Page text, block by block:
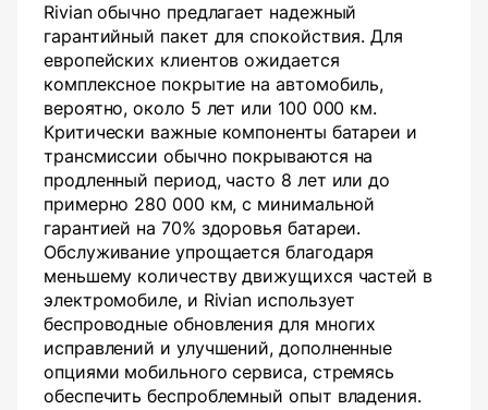
Rivian обычно предлагает надежный
гарантийный пакет для спокойствия. Для
европейских клиентов ожидается
комплексное покрытие на автомобиль,
вероятно, около 5 лет или 100 000 км.
Критически важные компоненты батареи и
трансмиссии обычно покрываются на
продленный период, часто 8 лет или до
примерно 280 000 км, с минимальной
гарантией на 70% здоровья батареи.
Обслуживание упрощается благодаря
меньшему количеству движущихся частей в
электромобиле, и Rivian использует
беспроводные обновления для многих
исправлений и улучшений, дополненные
опциями мобильного сервиса, стремясь
обеспечить беспроблемный опыт владения.